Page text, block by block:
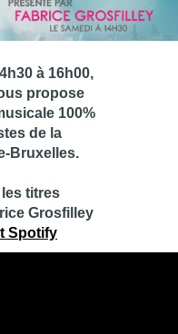
à 16h00,
propose
100%
de la
Bruxelles.
titres
Grosfilley
Spotify